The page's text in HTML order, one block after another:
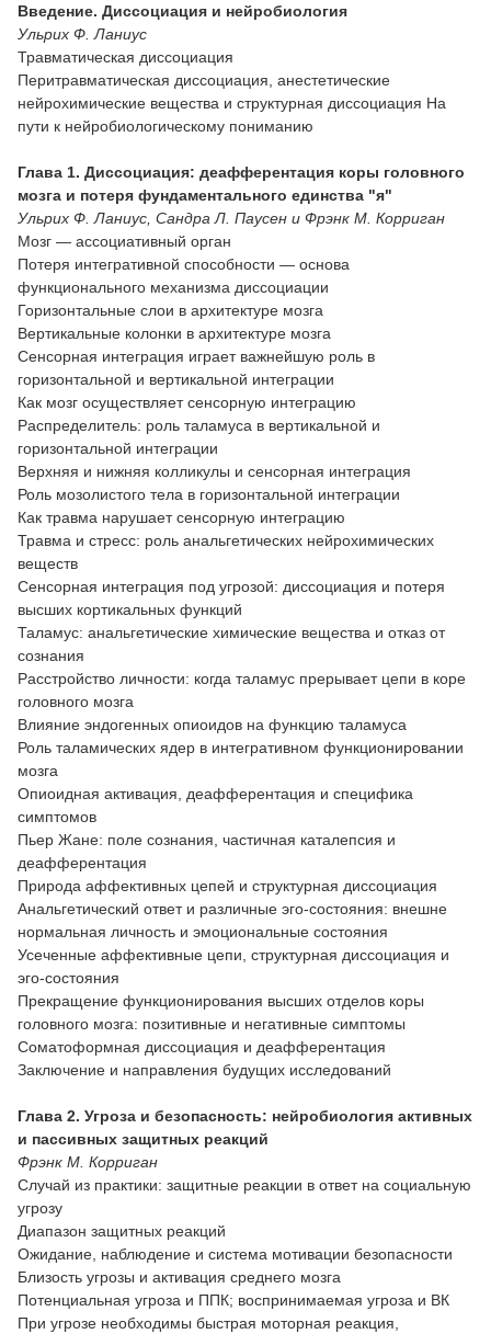
Введение. Диссоциация и нейробиология
Ульрих Ф. Ланиус
Травматическая диссоциация
Перитравматическая диссоциация, анестетические
нейрохимические вещества и структурная диссоциация На
пути к нейробиологическому пониманию
Глава 1. Диссоциация: деафферентация коры головного
мозга и потеря фундаментального единства "я"
Ульрих Ф. Ланиус, Сандра Л. Паусен и Фрэнк М. Корриган
Мозг — ассоциативный орган
Потеря интегративной способности — основа
функционального механизма диссоциации
Горизонтальные слои в архитектуре мозга
Вертикальные колонки в архитектуре мозга
Сенсорная интеграция играет важнейшую роль в
горизонтальной и вертикальной интеграции
Как мозг осуществляет сенсорную интеграцию
Распределитель: роль таламуса в вертикальной и
горизонтальной интеграции
Верхняя и нижняя колликулы и сенсорная интеграция
Роль мозолистого тела в горизонтальной интеграции
Как травма нарушает сенсорную интеграцию
Травма и стресс: роль анальгетических нейрохимических
веществ
Сенсорная интеграция под угрозой: диссоциация и потеря
высших кортикальных функций
Таламус: анальгетические химические вещества и отказ от
сознания
Расстройство личности: когда таламус прерывает цепи в коре
головного мозга
Влияние эндогенных опиоидов на функцию таламуса
Роль таламических ядер в интегративном функционировании
мозга
Опиоидная активация, деафферентация и специфика
симптомов
Пьер Жане: поле сознания, частичная каталепсия и
деафферентация
Природа аффективных цепей и структурная диссоциация
Анальгетический ответ и различные эго-состояния: внешне
нормальная личность и эмоциональные состояния
Усеченные аффективные цепи, структурная диссоциация и
эго-состояния
Прекращение функционирования высших отделов коры
головного мозга: позитивные и негативные симптомы
Соматоформная диссоциация и деафферентация
Заключение и направления будущих исследований
Глава 2. Угроза и безопасность: нейробиология активных
и пассивных защитных реакций
Фрэнк М. Корриган
Случай из практики: защитные реакции в ответ на социальную
угрозу
Диапазон защитных реакций
Ожидание, наблюдение и система мотивации безопасности
Близость угрозы и активация среднего мозга
Потенциальная угроза и ППК; воспринимаемая угроза и ВК
При угрозе необходимы быстрая моторная реакция,